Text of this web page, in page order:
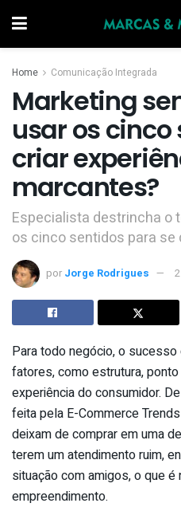
Home Comunicação Integrada
Marketing
usar os
criar
marcantes?
Especialista destrincha o
os cinco sentidos para
por Jorge Rodrigues
Para todo negócio, o
fatores, como estrutura,
experiência do consumidor.
feita pela E-Commerce
deixam de comprar em uma
terem um atendimento ruim,
situação com amigos, o que
empreendimento.